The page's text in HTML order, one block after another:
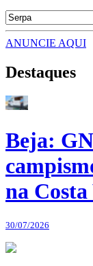
ANUNCIE AQUI
Destaques
Beja:
na
30/07/2026